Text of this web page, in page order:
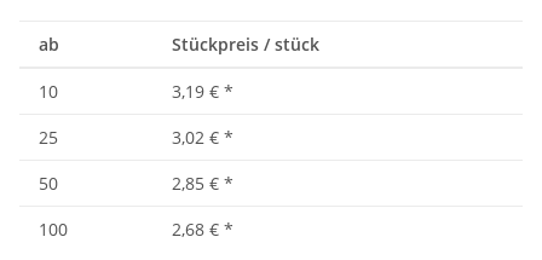
ab Stückpreis / stück
10 3,19 € *
25
3,02 € *
50
2,85 € *
100
2,68 € *